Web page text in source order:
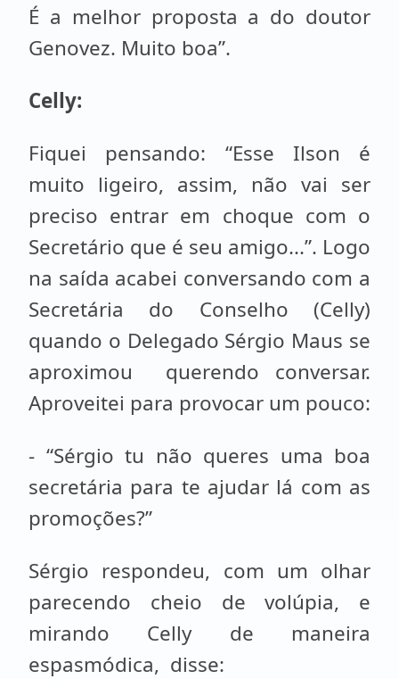
É a melhor proposta a do doutor
Genovez. Muito boa”.
Celly:
Fiquei pensando: “Esse Ilson é
muito ligeiro, assim, não vai ser
preciso entrar em choque com o
Secretário que é seu amigo...”. Logo
na saída acabei conversando com a
Secretária do Conselho (Celly)
quando o Delegado Sérgio Maus se
aproximou querendo conversar.
Aproveitei para provocar um pouco:
- “Sérgio tu não queres uma boa
secretária para te ajudar lá com as
promoções?”
Sérgio respondeu, com um olhar
parecendo cheio de volúpia, e
mirando Celly de maneira
espasmódica, disse: